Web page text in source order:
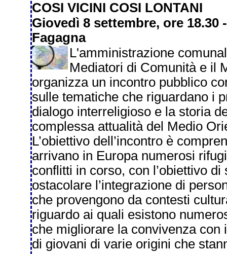
COSI VICINI COSI LONTANI
Giovedì 8 settembre, ore
Fagagna
L'amministrazione
Mediatori di Comunità e il
organizza un incontro pubblico
sulle tematiche che riguardano i
dialogo interreligioso e la storia
complessa attualità del Medio
L’obiettivo dell’incontro è
arrivano in Europa numerosi
conflitti in corso, con l’obiettivo
ostacolare l’integrazione di
che provengono da contesti
riguardo ai quali esistono
che migliorare la convivenza con
di giovani di varie origini che